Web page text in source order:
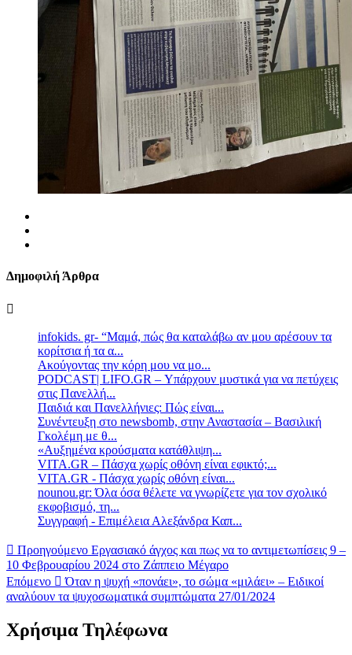
Δημοφιλή Άρθρα
infokids. gr- “Μαμά, πώς θα καταλάβω αν μου αρέσουν τα
κορίτσια ή τα α...
Ακούγοντας την κόρη μου να μο...
PODCAST| LIFO.GR – Υπάρχουν μυστικά για να πετύχεις
στις Πανελλή...
Παιδιά και Πανελλήνιες: Πώς είναι...
Συνέντευξη στο newsbomb, στην Αναστασία – Βασιλική
Γκολέμη με θ...
«Αυξημένα κρούσματα κατάθλιψη...
VITA.GR – Πάσχα χωρίς οθόνη είναι εφικτό;...
VITA.GR - Πάσχα χωρίς οθόνη είναι...
nounou.gr: Όλα όσα θέλετε να γνωρίζετε για τον σχολικό
εκφοβισμό, τη...
Συγγραφή - Επιμέλεια Αλεξάνδρα Καπ...
Προηγούμενο Εργασιακό άγχος και πως να το αντιμετωπίσεις 9 –
10 Φεβρουαρίου 2024 στο Ζάππειο Μέγαρο
Επόμενο
Όταν η ψυχή «πονάει», το σώμα «μιλάει» – Ειδικοί
αναλύουν τα ψυχοσωματικά συμπτώματα 27/01/2024
Χρήσιμα Τηλέφωνα